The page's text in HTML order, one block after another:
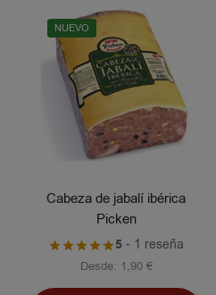
NUEVO
Cabeza de jabalí ibérica
Picken
5 - 1 reseña
Desde: 1,90 €